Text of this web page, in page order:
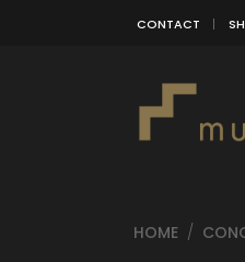
CONTACT
HOME /